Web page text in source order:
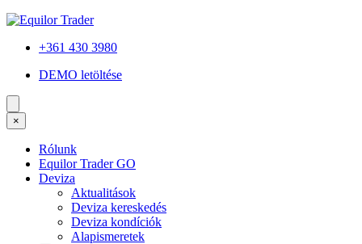
+361 430 3980
DEMO letöltése
×
Rólunk
Equilor Trader GO
Deviza
Aktualitások
Deviza kereskedés
Deviza kondíciók
Alapismeretek